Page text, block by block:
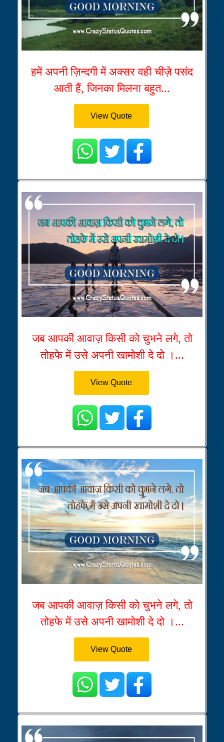
हमें अपनी ज़िन्दगी में अक्सर वही चीज़े पसंद
आती हैं, जिनका मिलना बहुत...
View Quote
जब आपकी आवाज़ किसी को चुभने लगे, तो
तोहफे में उसे अपनी खामोशी दे दो ।...
View Quote
जब आपकी आवाज़ किसी को चुभने लगे, तो
तोहफे में उसे अपनी खामोशी दे दो ।...
View Quote